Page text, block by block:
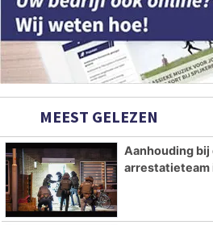
MEEST GELEZEN
Aanhouding bij
arrestatieteam